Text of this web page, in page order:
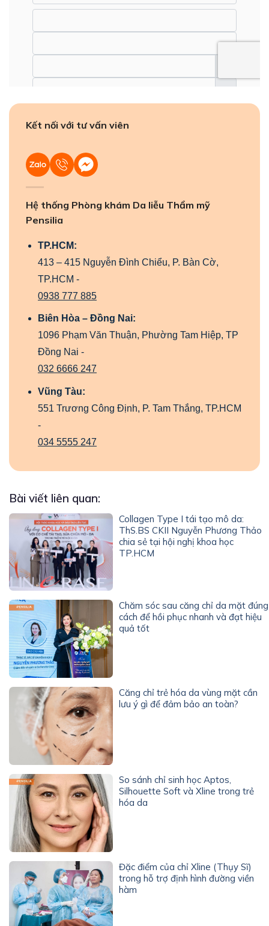
Kết nối với tư vấn viên
Hệ thống Phòng khám Da liễu Thẩm mỹ
Pensilia
TP.HCM:
413 – 415 Nguyễn Đình Chiểu, P. Bàn Cờ,
TP.HCM -
0938 777 885
Biên Hòa – Đồng Nai:
1096 Phạm Văn Thuận, Phường Tam Hiệp, TP
Đồng Nai -
032 6666 247
Vũng Tàu:
551 Trương Công Định, P. Tam Thắng, TP.HCM
-
034 5555 247
Bài viết liên quan:
Collagen Type I tái tạo mô da:
ThS.BS CKII Nguyễn Phương Thảo
chia sẻ tại hội nghị khoa học
TP.HCM
Chăm sóc sau căng chỉ da mặt đúng
cách để hồi phục nhanh và đạt hiệu
quả tốt
Căng chỉ trẻ hóa da vùng mặt cần
lưu ý gì để đảm bảo an toàn?
So sánh chỉ sinh học Aptos,
Silhouette Soft và Xline trong trẻ
hóa da
Đặc điểm của chỉ Xline (Thụy Sĩ)
trong hỗ trợ định hình đường viền
hàm